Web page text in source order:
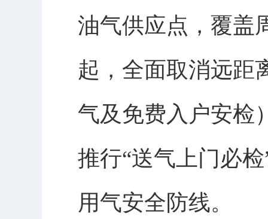
油气供应点，覆盖
起，全面取消远距
气及免费入户安检
推行“送气上门必
用气安全防线。